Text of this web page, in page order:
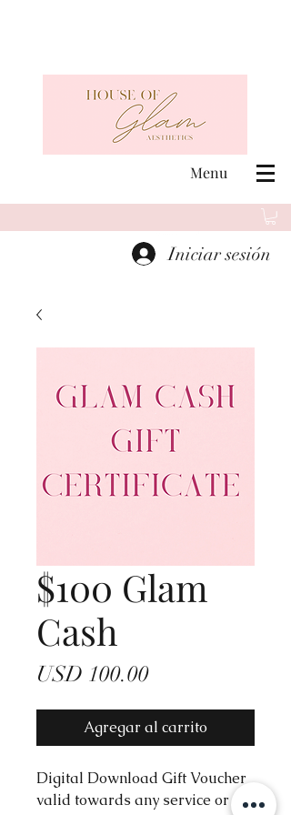
Menu
Iniciar sesión
$100 Glam
Cash
USD 100.00Precio
Agregar al carrito
Digital Download Gift Voucher
valid towards any service or